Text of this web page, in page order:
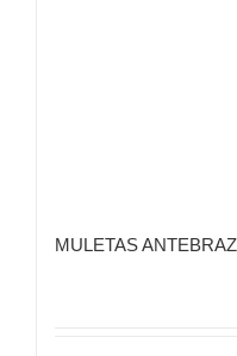
MULETAS